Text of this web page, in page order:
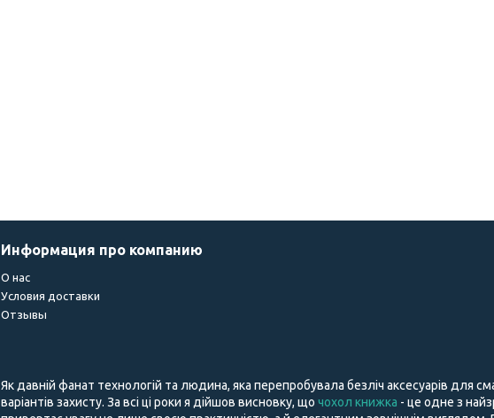
Информация про компанию
О нас
Условия доставки
Отзывы
Як давній фанат технологій та людина, яка перепробувала безліч аксесуарів для
варіантів захисту. За всі ці роки я дійшов висновку, що чохол книжка - це одне з